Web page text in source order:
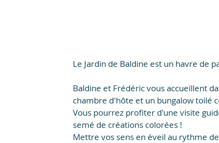
Le Jardin de Baldine est un havre de
​​Baldine et Frédéric vous accueillent
chambre d'hôte et un bungalow toilé
Vous pourrez profiter d'une visite
semé de créations colorées !
Mettre vos sens en éveil au rythme